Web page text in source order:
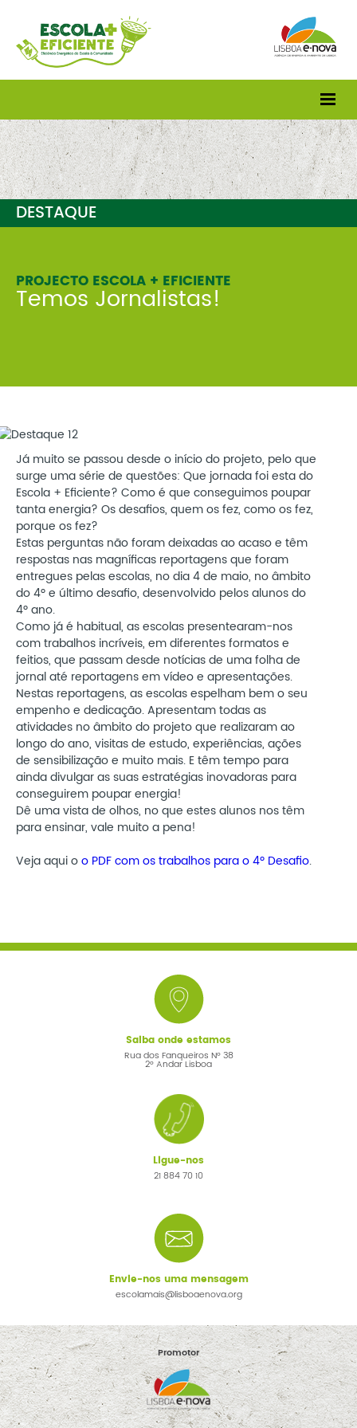
DESTAQUE
PROJECTO ESCOLA + EFICIENTE
Temos Jornalistas!
Já muito se passou desde o início do projeto, pelo que
surge uma série de questões: Que jornada foi esta do
Escola + Eficiente? Como é que conseguimos poupar
tanta energia? Os desafios, quem os fez, como os fez,
porque os fez?
Estas perguntas não foram deixadas ao acaso e têm
respostas nas magníficas reportagens que foram
entregues pelas escolas, no dia 4 de maio, no âmbito
do 4º e último desafio, desenvolvido pelos alunos do
4º ano.
Como já é habitual, as escolas presentearam-nos
com trabalhos incríveis, em diferentes formatos e
feitios, que passam desde notícias de uma folha de
jornal até reportagens em vídeo e apresentações.
Nestas reportagens, as escolas espelham bem o seu
empenho e dedicação. Apresentam todas as
atividades no âmbito do projeto que realizaram ao
longo do ano, visitas de estudo, experiências, ações
de sensibilização e muito mais. E têm tempo para
ainda divulgar as suas estratégias inovadoras para
conseguirem poupar energia!
Dê uma vista de olhos, no que estes alunos nos têm
para ensinar, vale muito a pena!
Veja aqui oo PDF com os trabalhos para o 4º Desafio.
Saiba onde estamos
Rua dos Fanqueiros Nº 38
2º Andar Lisboa
Ligue-nos
21 884 70 10
Envie-nos uma mensagem
escolamais@lisboaenova.org
Promotor